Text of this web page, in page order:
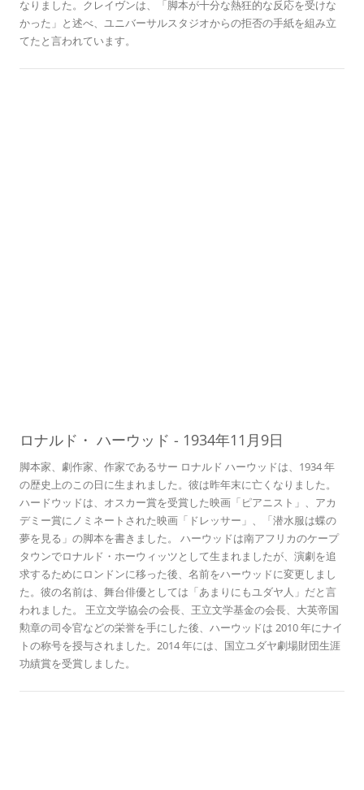
なりました。クレイヴンは、「脚本が十分な熱狂的な反応を受けな
かった」と述べ、ユニバーサルスタジオからの拒否の手紙を組み立
てたと言われています。
ロナルド・ ハーウッド - 1934年11月9日
脚本家、劇作家、作家であるサー ロナルド ハーウッドは、1934 年
の歴史上のこの日に生まれました。彼は昨年末に亡くなりました。
ハードウッドは、オスカー賞を受賞した映画「ピアニスト」、アカ
デミー賞にノミネートされた映画「ドレッサー」、「潜水服は蝶の
夢を見る」の脚本を書きました。 ハーウッドは南アフリカのケープ
タウンでロナルド・ホーウィッツとして生まれましたが、演劇を追
求するためにロンドンに移った後、名前をハーウッドに変更しまし
た。彼の名前は、舞台俳優としては「あまりにもユダヤ人」だと言
われました。 王立文学協会の会長、王立文学基金の会長、大英帝国
勲章の司令官などの栄誉を手にした後、ハーウッドは 2010 年にナイ
トの称号を授与されました。2014 年には、国立ユダヤ劇場財団生涯
功績賞を受賞しました。